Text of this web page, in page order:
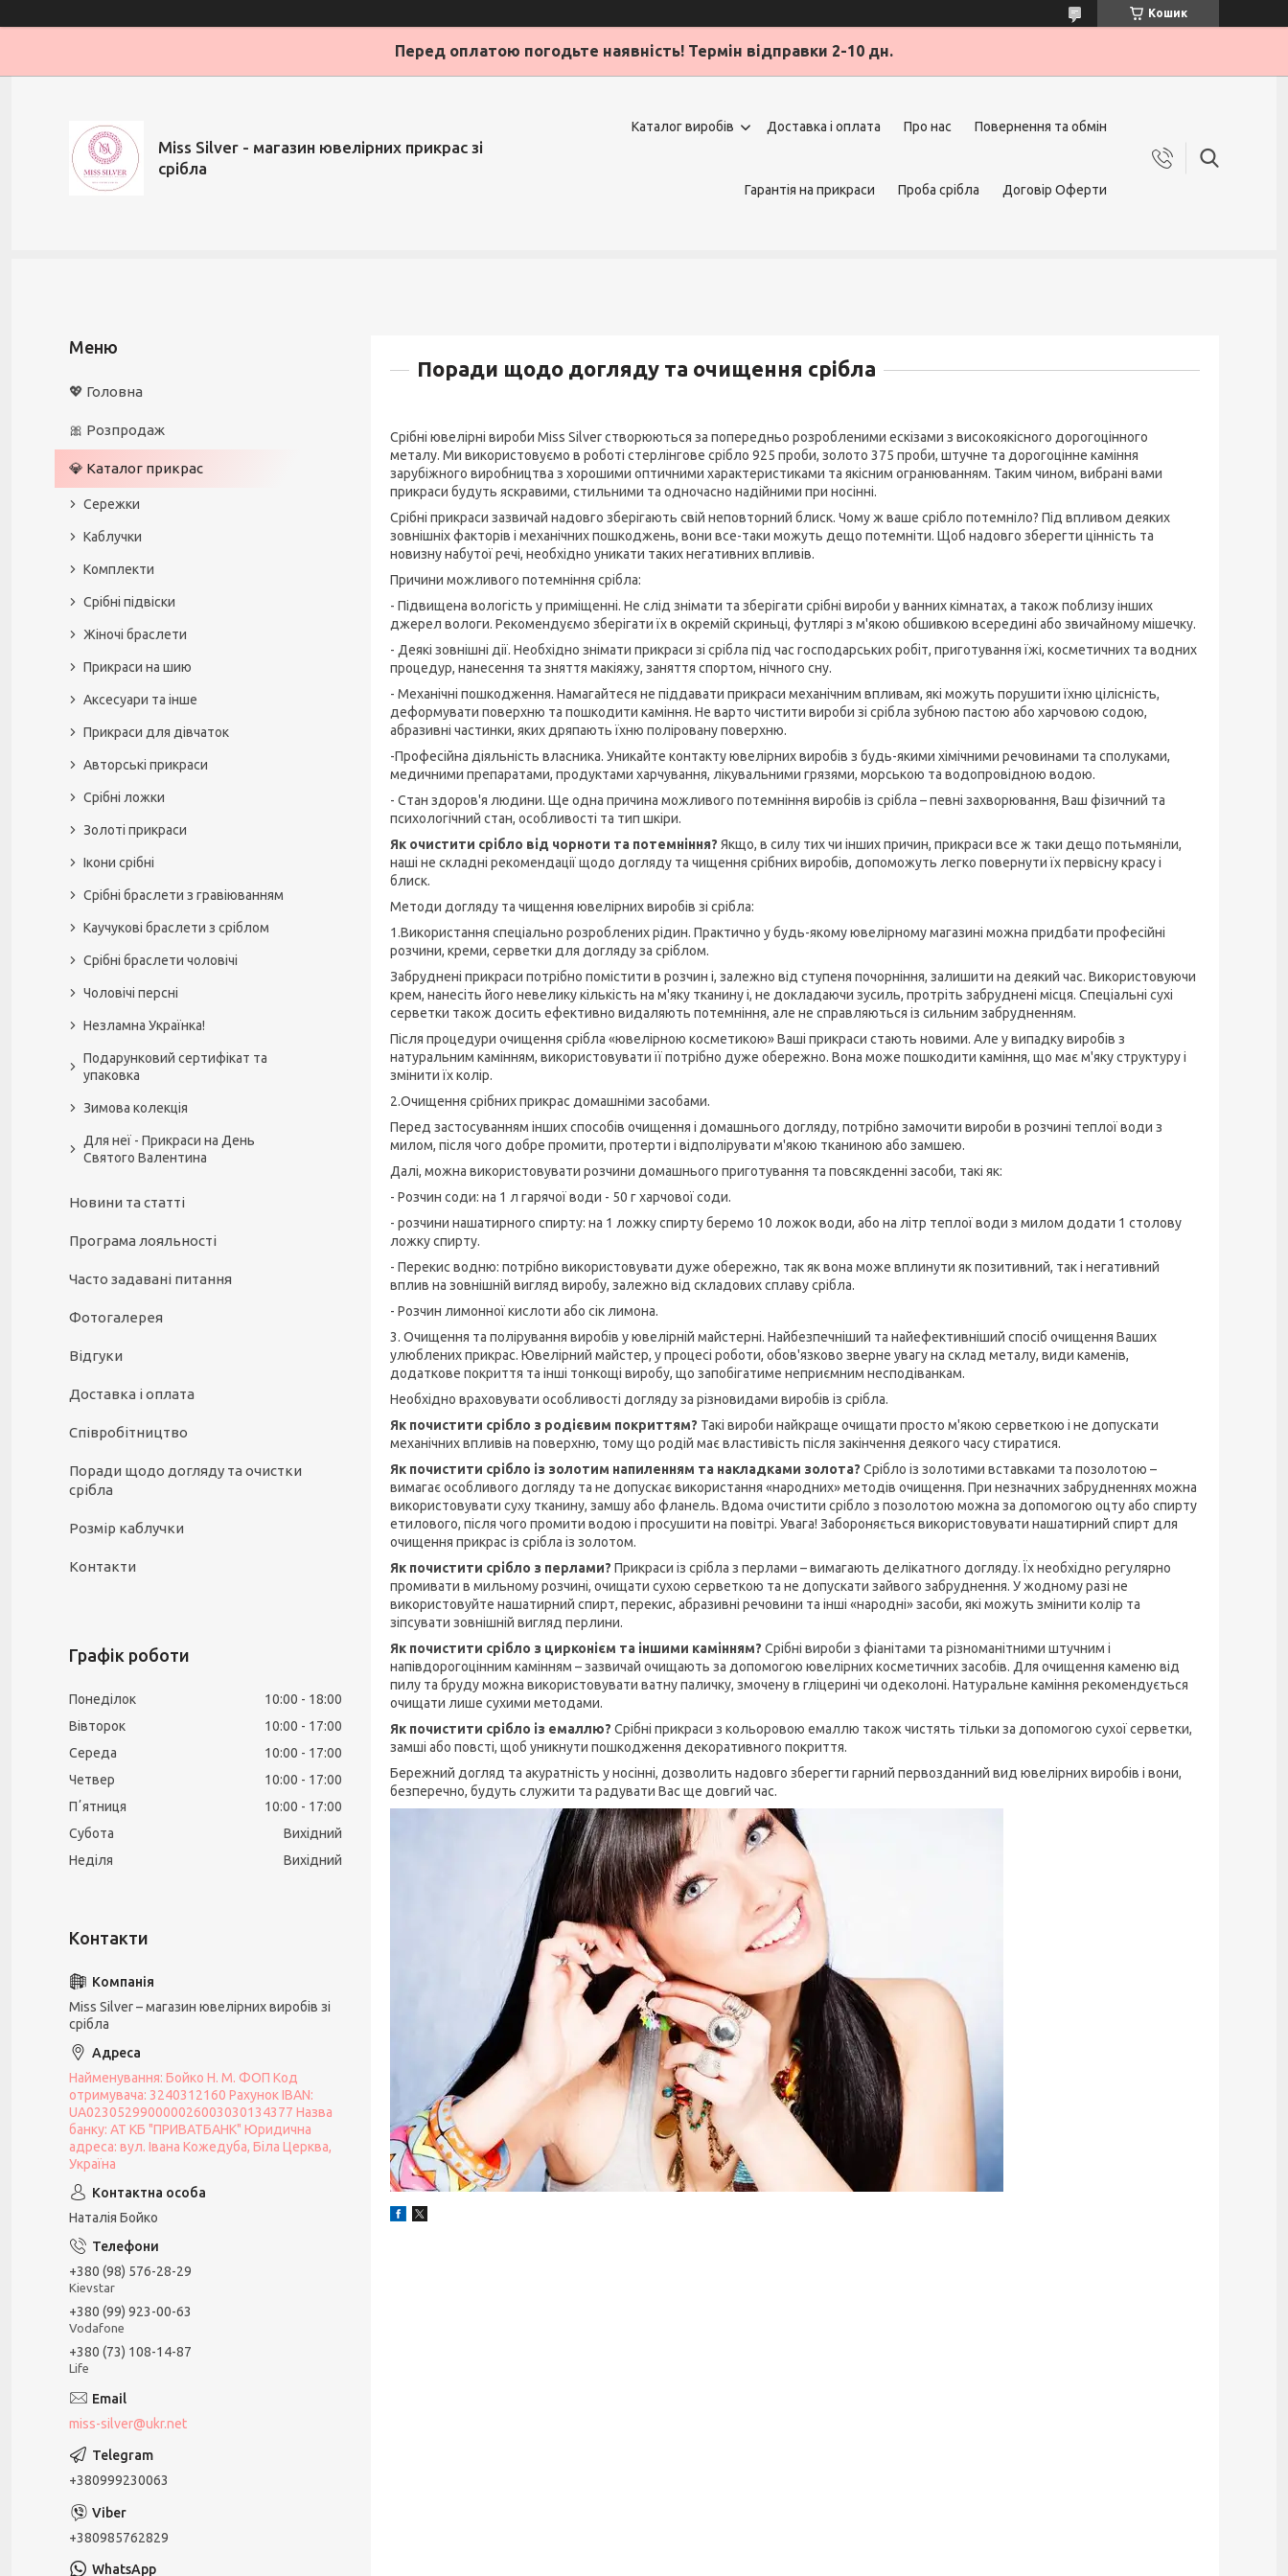
Кошик
Перед оплатою погодьте наявність! Термін відправки 2-10 дн.
Miss Silver - магазин ювелірних прикрас зі
срібла
Каталог виробів Доставка і оплата Про нас Повернення та обмін
Гарантія на прикраси Проба срібла Договір Оферти
Поради щодо догляду та очищення срібла
Срібні ювелірні вироби Miss Silver створюються за попередньо розробленими ескізами з високоякісного дорогоцінного
металу. Ми використовуємо в роботі стерлінгове срібло 925 проби, золото 375 проби, штучне та дорогоцінне каміння
зарубіжного виробництва з хорошими оптичними характеристиками та якісним огранюванням. Таким чином, вибрані вами
прикраси будуть яскравими, стильними та одночасно надійними при носінні.
Срібні прикраси зазвичай надовго зберігають свій неповторний блиск. Чому ж ваше срібло потемніло? Під впливом деяких
зовнішніх факторів і механічних пошкоджень, вони все-таки можуть дещо потемніти. Щоб надовго зберегти цінність та
новизну набутої речі, необхідно уникати таких негативних впливів.
Причини можливого потемніння срібла:
- Підвищена вологість у приміщенні. Не слід знімати та зберігати срібні вироби у ванних кімнатах, а також поблизу інших
джерел вологи. Рекомендуємо зберігати їх в окремій скриньці, футлярі з м'якою обшивкою всередині або звичайному мішечку.
- Деякі зовнішні дії. Необхідно знімати прикраси зі срібла під час господарських робіт, приготування їжі, косметичних та водних
процедур, нанесення та зняття макіяжу, заняття спортом, нічного сну.
- Механічні пошкодження. Намагайтеся не піддавати прикраси механічним впливам, які можуть порушити їхню цілісність,
деформувати поверхню та пошкодити каміння. Не варто чистити вироби зі срібла зубною пастою або харчовою содою,
абразивні частинки, яких дряпають їхню поліровану поверхню.
-Професійна діяльність власника. Уникайте контакту ювелірних виробів з будь-якими хімічними речовинами та сполуками,
медичними препаратами, продуктами харчування, лікувальними грязями, морською та водопровідною водою.
- Стан здоров'я людини. Ще одна причина можливого потемніння виробів із срібла – певні захворювання, Ваш фізичний та
психологічний стан, особливості та тип шкіри.
Як очистити срібло від чорноти та потемніння? Якщо, в силу тих чи інших причин, прикраси все ж таки дещо потьмяніли,
наші не складні рекомендації щодо догляду та чищення срібних виробів, допоможуть легко повернути їх первісну красу і
блиск.
Методи догляду та чищення ювелірних виробів зі срібла:
1.Використання спеціально розроблених рідин. Практично у будь-якому ювелірному магазині можна придбати професійні
розчини, креми, серветки для догляду за сріблом.
Забруднені прикраси потрібно помістити в розчин і, залежно від ступеня почорніння, залишити на деякий час. Використовуючи
крем, нанесіть його невелику кількість на м'яку тканину і, не докладаючи зусиль, протріть забруднені місця. Спеціальні сухі
серветки також досить ефективно видаляють потемніння, але не справляються із сильним забрудненням.
Після процедури очищення срібла «ювелірною косметикою» Ваші прикраси стають новими. Але у випадку виробів з
натуральним камінням, використовувати її потрібно дуже обережно. Вона може пошкодити каміння, що має м'яку структуру і
змінити їх колір.
2.Очищення срібних прикрас домашніми засобами.
Перед застосуванням інших способів очищення і домашнього догляду, потрібно замочити вироби в розчині теплої води з
милом, після чого добре промити, протерти і відполірувати м'якою тканиною або замшею.
Далі, можна використовувати розчини домашнього приготування та повсякденні засоби, такі як:
- Розчин соди: на 1 л гарячої води - 50 г харчової соди.
- розчини нашатирного спирту: на 1 ложку спирту беремо 10 ложок води, або на літр теплої води з милом додати 1 столову
ложку спирту.
- Перекис водню: потрібно використовувати дуже обережно, так як вона може вплинути як позитивний, так і негативний
вплив на зовнішній вигляд виробу, залежно від складових сплаву срібла.
- Розчин лимонної кислоти або сік лимона.
3. Очищення та полірування виробів у ювелірній майстерні. Найбезпечніший та найефективніший спосіб очищення Ваших
улюблених прикрас. Ювелірний майстер, у процесі роботи, обов'язково зверне увагу на склад металу, види каменів,
додаткове покриття та інші тонкощі виробу, що запобігатиме неприємним несподіванкам.
Необхідно враховувати особливості догляду за різновидами виробів із срібла.
Як почистити срібло з родієвим покриттям? Такі вироби найкраще очищати просто м'якою серветкою і не допускати
механічних впливів на поверхню, тому що родій має властивість після закінчення деякого часу стиратися.
Як почистити срібло із золотим напиленням та накладками золота? Срібло із золотими вставками та позолотою –
вимагає особливого догляду та не допускає використання «народних» методів очищення. При незначних забрудненнях можна
використовувати суху тканину, замшу або фланель. Вдома очистити срібло з позолотою можна за допомогою оцту або спирту
етилового, після чого промити водою і просушити на повітрі. Увага! Забороняється використовувати нашатирний спирт для
очищення прикрас із срібла із золотом.
Як почистити срібло з перлами? Прикраси із срібла з перлами – вимагають делікатного догляду. Їх необхідно регулярно
промивати в мильному розчині, очищати сухою серветкою та не допускати зайвого забруднення. У жодному разі не
використовуйте нашатирний спирт, перекис, абразивні речовини та інші «народні» засоби, які можуть змінити колір та
зіпсувати зовнішній вигляд перлини.
Як почистити срібло з цирконієм та іншими камінням? Срібні вироби з фіанітами та різноманітними штучним і
напівдорогоцінним камінням – зазвичай очищають за допомогою ювелірних косметичних засобів. Для очищення каменю від
пилу та бруду можна використовувати ватну паличку, змочену в гліцерині чи одеколоні. Натуральне каміння рекомендується
очищати лише сухими методами.
Як почистити срібло із емаллю? Срібні прикраси з кольоровою емаллю також чистять тільки за допомогою сухої серветки,
замші або повсті, щоб уникнути пошкодження декоративного покриття.
Бережний догляд та акуратність у носінні, дозволить надовго зберегти гарний первозданний вид ювелірних виробів і вони,
безперечно, будуть служити та радувати Вас ще довгий час.
💖 Головна
🎀 Розпродаж
💎 Каталог прикрас
Сережки
Каблучки
Комплекти
Срібні підвіски
Жіночі браслети
Прикраси на шию
Аксесуари та інше
Прикраси для дівчаток
Авторські прикраси
Срібні ложки
Золоті прикраси
Ікони срібні
Срібні браслети з гравіюванням
Каучукові браслети з сріблом
Срібні браслети чоловічі
Чоловічі персні
Незламна Українка!
Подарунковий сертифікат та
упаковка
Зимова колекція
Для неї - Прикраси на День
Святого Валентина
Новини та статті
Програма лояльності
Часто задавані питання
Фотогалерея
Відгуки
Доставка і оплата
Співробітництво
Поради щодо догляду та очистки
срібла
Розмір каблучки
Контакти
Графік роботи
Понеділок 10:00
18:00
Вівторок
10:00
17:00
Середа
10:00
17:00
Четвер
10:00
17:00
Пʼятниця
10:00
17:00
Субота
Вихідний
Неділя
Вихідний
Miss Silver – магазин ювелірних виробів зі
срібла
Найменування: Бойко Н. М. ФОП Код
отримувача: 3240312160 Рахунок IBAN:
UA023052990000026003030134377 Назва
банку: АТ КБ "ПРИВАТБАНК" Юридична
адреса: вул. Івана Кожедуба, Біла Церква,
Україна
Наталія Бойко
+380 (98) 576-28-29
Kievstar
+380 (99) 923-00-63
Vodafone
+380 (73) 108-14-87
Life
miss-silver@ukr.net
+380999230063
+380985762829